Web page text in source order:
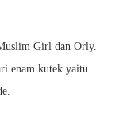
Girl dan Orly.
enam kutek yaitu